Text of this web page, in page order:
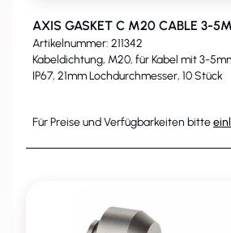
AXIS GASKET C M20 CABLE 3-
Artikelnummer: 211342
Kabeldichtung, M20, für Kabel mit 3-
IP67, 21mm Lochdurchmesser, 10 Stück
Für Preise und Verfügbarkeiten bitte